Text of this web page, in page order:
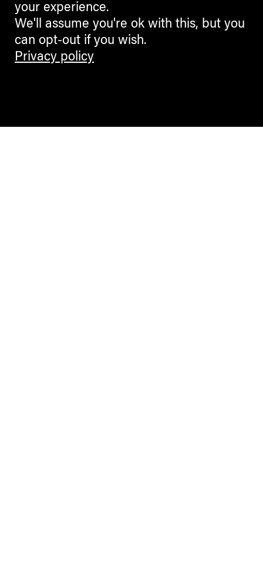
your experience.
We'll assume you're ok with this, but you
can opt-out if you wish.
Privacy policy